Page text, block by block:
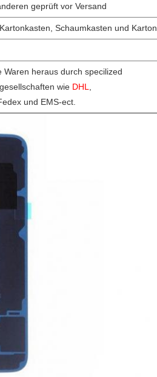
geprüft vor Versand
Schaumkasten und Karton
Waren heraus durch specilized
wie DHL
und EMS-ect.